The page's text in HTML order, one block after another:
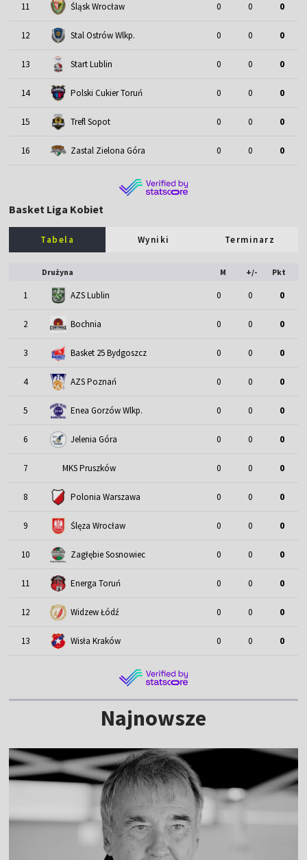
11 Śląsk Wrocław 0 0 0
12 Stal Ostrów Wlkp. 0 0 0
13 Start Lublin 0 0 0
14 Polski Cukier Toruń 0 0 0
15 Trefl Sopot 0 0 0
16 Zastal Zielona Góra 0 0 0
Basket Liga Kobiet
Tabela Wyniki Terminarz
Drużyna M +/- Pkt
1 AZS Lublin 0 0 0
2 Bochnia 0 0 0
3 Basket 25 Bydgoszcz 0 0 0
4 AZS Poznań 0 0 0
5 Enea Gorzów Wlkp. 0 0 0
6 Jelenia Góra 0 0 0
7 MKS Pruszków 0 0 0
8 Polonia Warszawa 0 0 0
9 Ślęza Wrocław 0 0 0
10 Zagłębie Sosnowiec 0 0 0
11 Energa Toruń 0 0 0
12 Widzew Łódź 0 0 0
13 Wisła Kraków 0 0 0
Najnowsze